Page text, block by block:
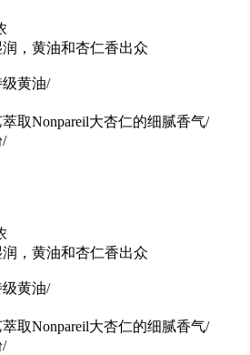
，黄油和杏仁香出众
黄油/
取Nonpareil大杏仁的细腻香气/
/
，黄油和杏仁香出众
黄油/
取Nonpareil大杏仁的细腻香气/
/